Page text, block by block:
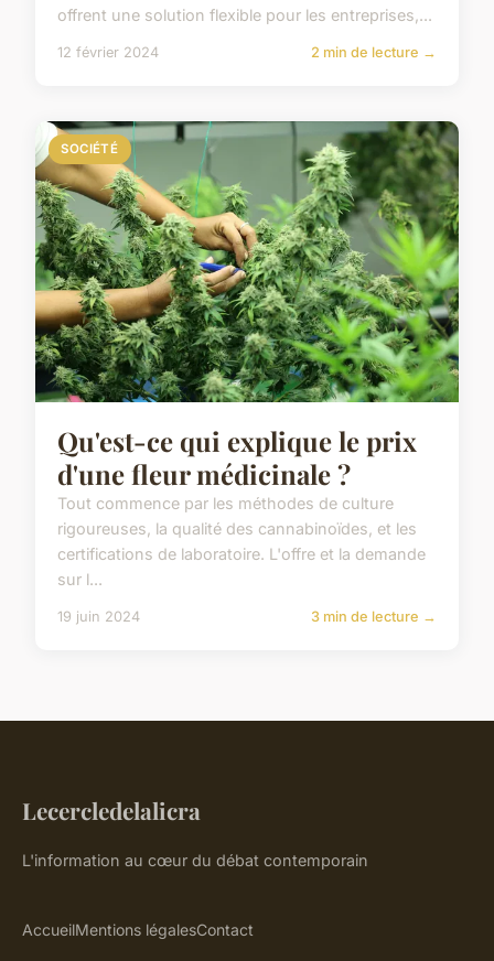
offrent une solution flexible pour les entreprises,...
12 février 2024 2 min de lecture →
SOCIÉTÉ
Qu'est-ce qui explique le prix
d'une fleur médicinale ?
Tout commence par les méthodes de culture
rigoureuses, la qualité des cannabinoïdes, et les
certifications de laboratoire. L'offre et la demande
sur l...
19 juin 2024 3 min de lecture →
Lecercledelalicra
L'information au cœur du débat contemporain
AccueilMentions légalesContact